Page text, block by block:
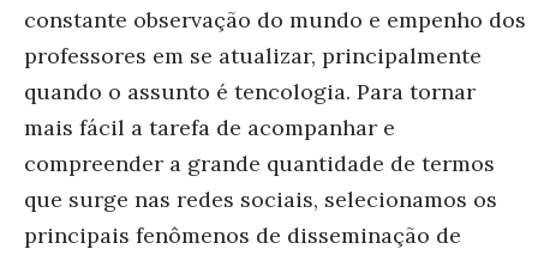
constante observação do mundo e empenho dos
professores em se atualizar, principalmente
quando o assunto é tencologia. Para tornar
mais fácil a tarefa de acompanhar e
compreender a grande quantidade de termos
que surge nas redes sociais, selecionamos os
principais fenômenos de disseminação de